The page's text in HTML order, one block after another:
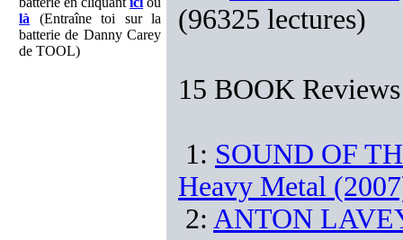
là (Entraîne toi sur la
batterie de Danny Carey
de TOOL)
(96325 lectures)
15 BOOK
1: SOUND OF
Heavy Metal
2: ANTON